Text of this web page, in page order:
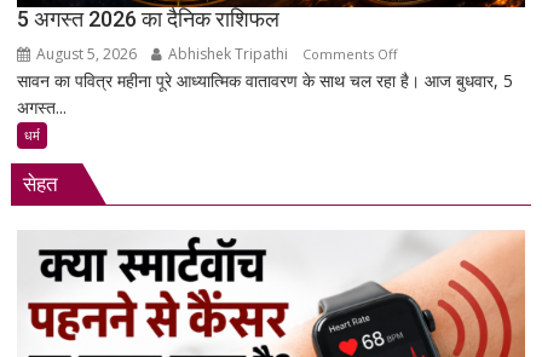
उनकी
5 अगस्त 2026 का दैनिक राशिफल
August 5, 2026 Abhishek Tripathi Comments Offon
5
राशिफल
सावन का पवित्र महीना पूरे आध्यात्मिक वातावरण के साथ चल रहा है। आज बुधवार, 5
अगस्त...
धर्म
सेहत